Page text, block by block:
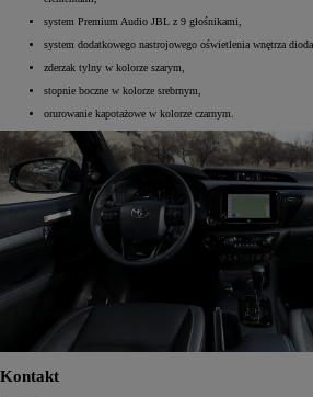
system Premium Audio JBL z 9 głośnikami,
system dodatkowego nastrojowego oświetlenia wnętrza
zderzak tylny w kolorze szarym,
stopnie boczne w kolorze srebrnym,
orurowanie kapotażowe w kolorze czarnym.
Kontakt